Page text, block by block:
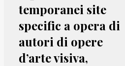
temporanei site
specific a opera di
autori di opere
d’arte visiva,